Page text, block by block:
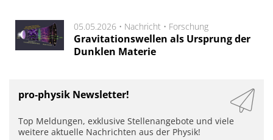
05.05.2026 • Nachricht • Forschung
Gravitationswellen als Ursprung der
Dunklen Materie
pro-physik Newsletter!
Top Meldungen, exklusive Stellenangebote und viele
weitere aktuelle Nachrichten aus der Physik!